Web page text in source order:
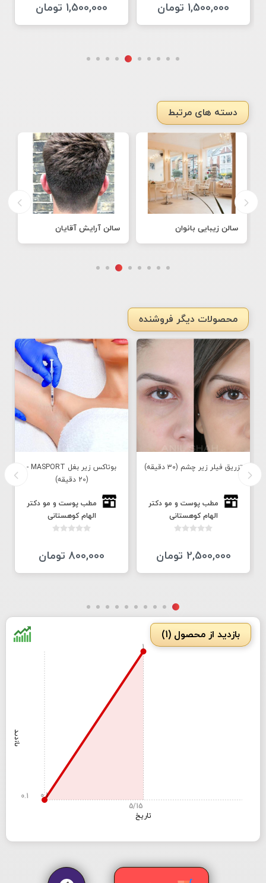
1,500,000 تومان 1,500,000 تومان
دسته های مرتبط
سالن زیبایی بانوان سالن آرایش آقایان
محصولات دیگر فروشنده
تزريق فيلر زير چشم (٣٠ دقيقه)
مطب پوست و مو دكتر
الهام كوهستانى
2,500,000 تومان
بوتاکس زیر بغل MASPORT -
(20 دقیقه)
مطب پوست و مو دكتر
الهام كوهستانى
800,000 تومان
بازدید از محصول (1)
بازدید
تاریخ
0.1
1
5/15
0.1